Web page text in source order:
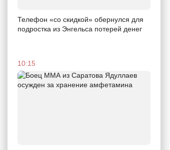
Телефон «со скидкой» обернулся для
подростка из Энгельса потерей денег
10:15